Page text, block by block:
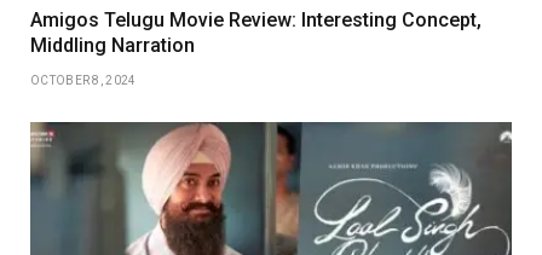
Amigos Telugu Movie Review: Interesting Concept,
Middling Narration
OCTOBER 8, 2024